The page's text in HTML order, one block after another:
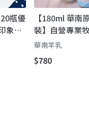
瓶優
象，
【180ml 華南
裝】自營專業
質穩定
華南羊乳
$780